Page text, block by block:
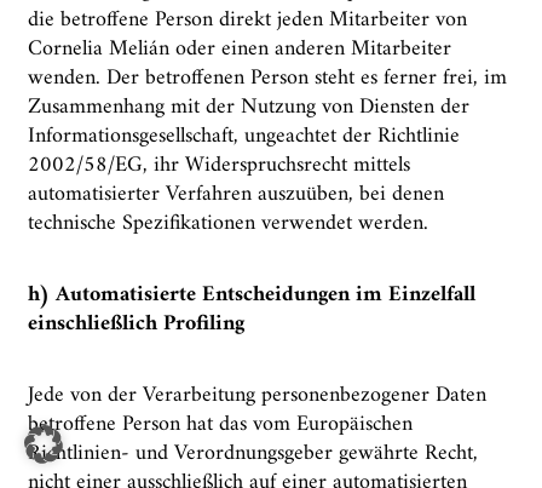
die betroffene Person direkt jeden Mitarbeiter von
Cornelia Melián oder einen anderen Mitarbeiter
wenden. Der betroffenen Person steht es ferner frei, im
Zusammenhang mit der Nutzung von Diensten der
Informationsgesellschaft, ungeachtet der Richtlinie
2002/58/EG, ihr Widerspruchsrecht mittels
automatisierter Verfahren auszuüben, bei denen
technische Spezifikationen verwendet werden.
h) Automatisierte Entscheidungen im Einzelfall
einschließlich Profiling
Jede von der Verarbeitung personenbezogener Daten
betroffene Person hat das vom Europäischen
Richtlinien- und Verordnungsgeber gewährte Recht,